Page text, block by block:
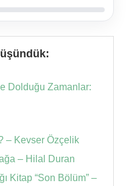
Dolduğu Zamanlar:
– Kevser Özçelik
– Hilal Duran
Kitap “Son Bölüm” –